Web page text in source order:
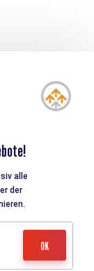
alle
der